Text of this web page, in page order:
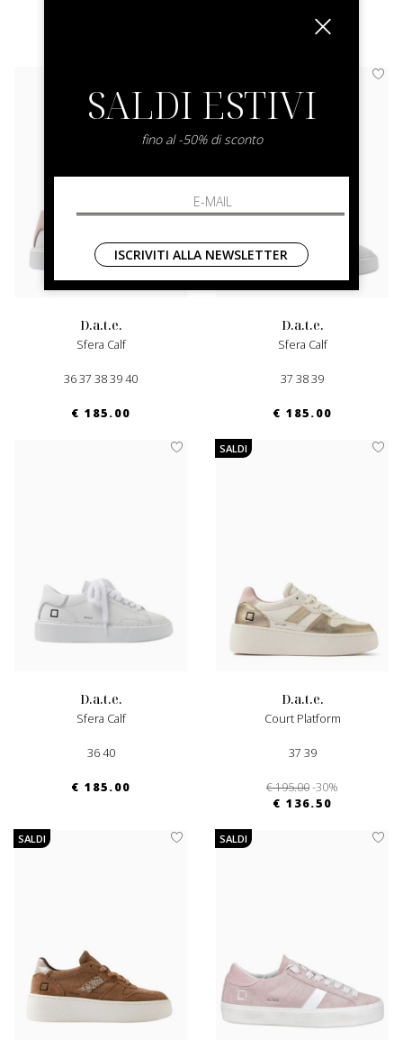
-30%
€ 129.50
d.a.t.e.
Sfera Calf
36 37 38 39 40
€ 185.00
d.a.t.e.
Sfera Calf
37 38 39
€ 185.00
d.a.t.e.
Sfera Calf
36 40
€ 185.00
SALDI
d.a.t.e.
Court Platform
37 39
€ 195.00-30%
€ 136.50
SALDI SALDI
SALDI ESTIVI
fino al -50% di sconto
ISCRIVITI ALLA NEWSLETTER